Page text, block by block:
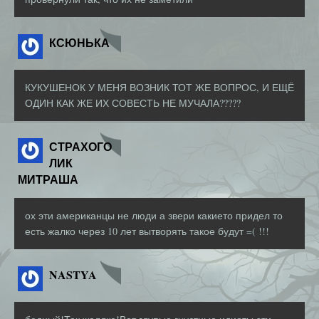
КСЮНЬКА
КУКУШЕНОК У МЕНЯ ВОЗНИК ТОТ ЖЕ ВОПРОС, И ЕЩЁ
ОДИН КАК ЖЕ ИХ СОВЕСТЬ НЕ МУЧАЛА?????
СТРАХОГО
ЛИК
МИТРАША
ох эти американцы не люди а звери какието придел то
есть жалко через 10 лет вытворять такое будут =( !!!
NASTYA